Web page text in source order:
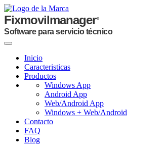
Fixmovilmanager®
Software para servicio técnico
Inicio
Caracteristicas
Productos
Windows App
Android App
Web/Android App
Windows + Web/Android
Contacto
FAQ
Blog